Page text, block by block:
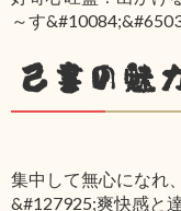
～す
己書の魅
集中して無心になれ
&#127925;爽快感と